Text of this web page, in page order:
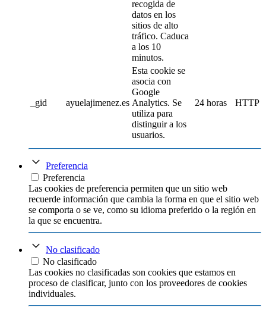
recogida de
datos en los
sitios de alto
tráfico. Caduca
a los 10
minutos.
_gid ayuelajimenez.es
Esta cookie se
asocia con
Google
Analytics. Se
utiliza para
distinguir a los
usuarios.
24 horas HTTP
Preferencia
Preferencia
Las cookies de preferencia permiten que un sitio web
recuerde información que cambia la forma en que el sitio web
se comporta o se ve, como su idioma preferido o la región en
la que se encuentra.
No clasificado
No clasificado
Las cookies no clasificadas son cookies que estamos en
proceso de clasificar, junto con los proveedores de cookies
individuales.